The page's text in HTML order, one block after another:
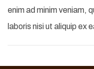
enim ad minim veniam,
laboris nisi ut aliquip ex